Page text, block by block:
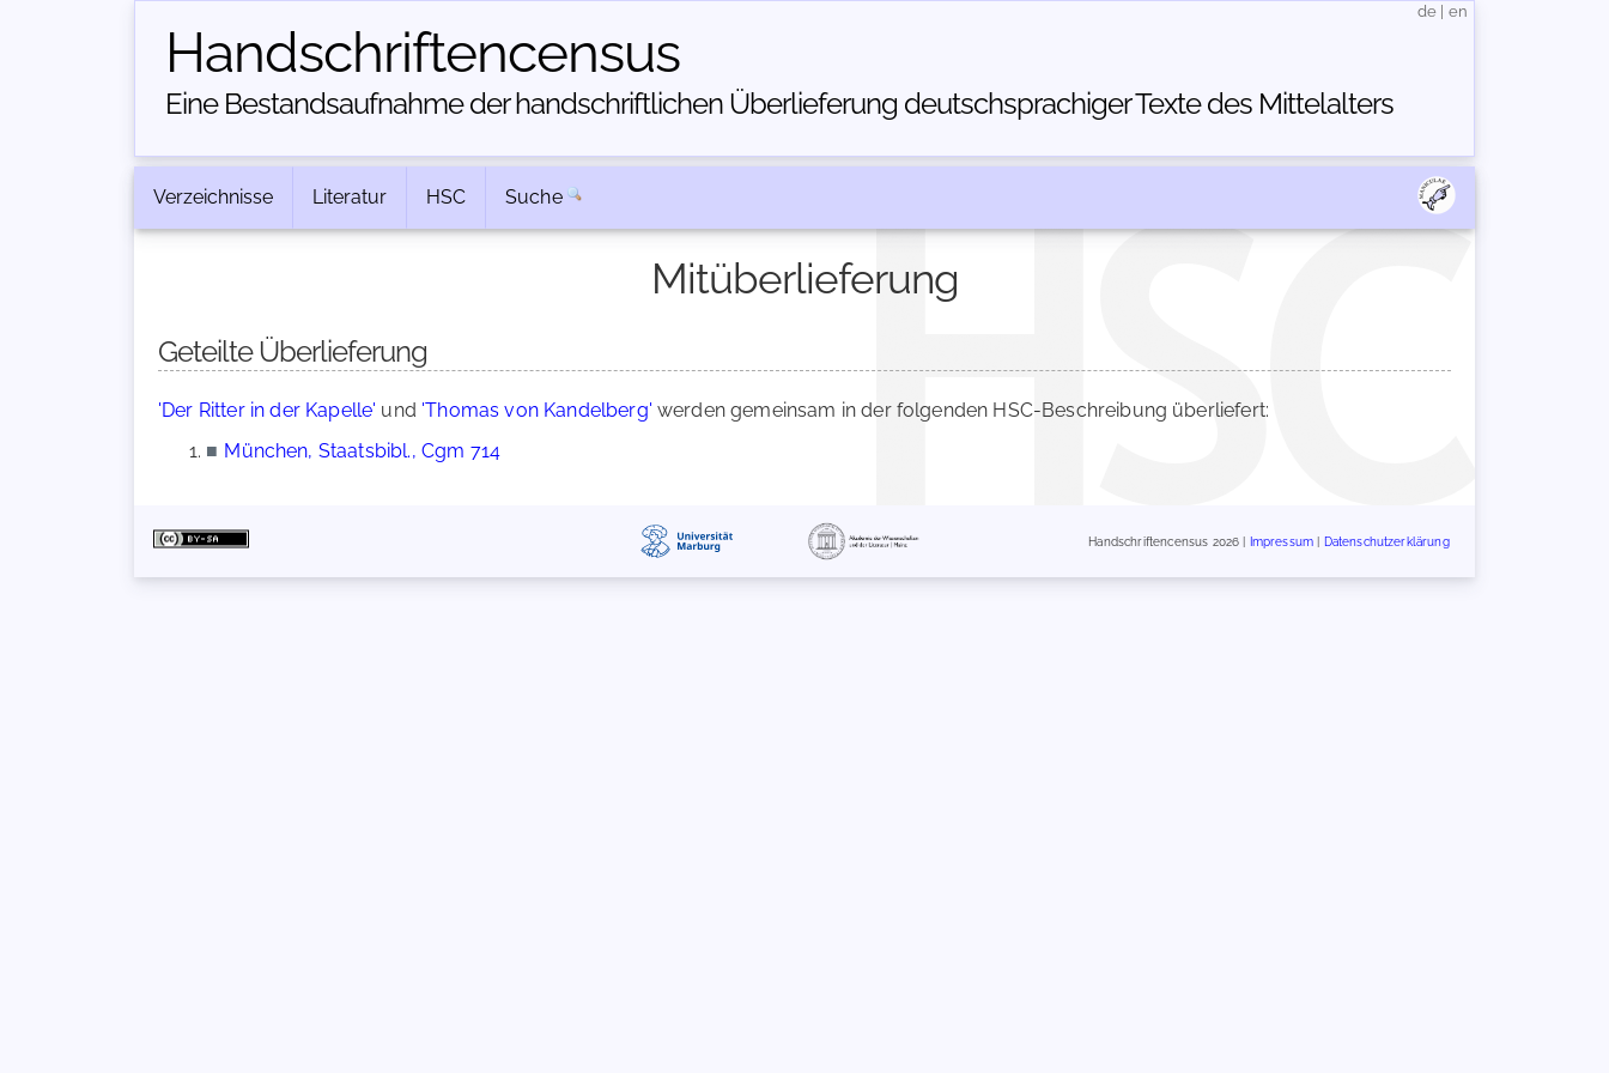
Handschriften­census
Eine Bestandsaufnahme der handschriftlichen Über­lieferung deutschsprachiger Texte des Mittelalters
de en
Verzeichnisse Literatur HSC Suche
Mitüberlieferung
Geteilte Überlieferung
'Der Ritter in der Kapelle' und 'Thomas von Kandelberg' werden gemeinsam in der folgenden HSC-Beschreibung überliefert:
■ München, Staatsbibl., Cgm 714
Handschriftencensus 2026 | Impressum Datenschutzerklärung